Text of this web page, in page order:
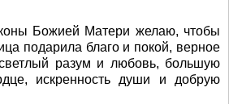
Божией Матери желаю, чтобы
подарила благо и покой, верное
разум и любовь, большую
искренность души и добрую